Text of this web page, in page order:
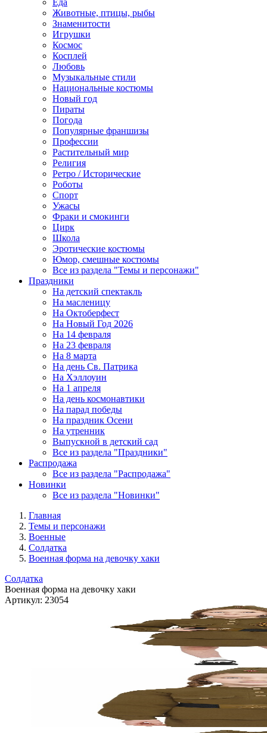
Еда
Животные, птицы, рыбы
Знаменитости
Игрушки
Космос
Косплей
Любовь
Музыкальные стили
Национальные костюмы
Новый год
Пираты
Погода
Популярные франшизы
Профессии
Растительный мир
Религия
Ретро / Исторические
Роботы
Спорт
Ужасы
Фраки и смокинги
Цирк
Школа
Эротические костюмы
Юмор, смешные костюмы
Все из раздела "Темы и персонажи"
Праздники
На детский спектакль
На масленицу
На Октоберфест
На Новый Год 2026
На 14 февраля
На 23 февраля
На 8 марта
На день Св. Патрика
На Хэллоуин
На 1 апреля
На день космонавтики
На парад победы
На праздник Осени
На утренник
Выпускной в детский сад
Все из раздела "Праздники"
Распродажа
Все из раздела "Распродажа"
Новинки
Все из раздела "Новинки"
Главная
Темы и персонажи
Военные
Солдатка
Военная форма на девочку хаки
Солдатка
Военная форма на девочку хаки
Артикул: 23054